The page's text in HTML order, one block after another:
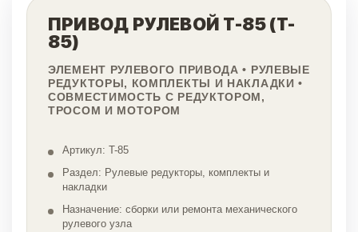
ПРИВОД РУЛЕВОЙ T-85 (T-
85)
ЭЛЕМЕНТ РУЛЕВОГО ПРИВОДА • РУЛЕВЫЕ
РЕДУКТОРЫ, КОМПЛЕКТЫ И НАКЛАДКИ •
СОВМЕСТИМОСТЬ С РЕДУКТОРОМ,
ТРОСОМ И МОТОРОМ
Артикул: T-85
Раздел: Рулевые редукторы, комплекты и
накладки
Назначение: сборки или ремонта механического
рулевого узла